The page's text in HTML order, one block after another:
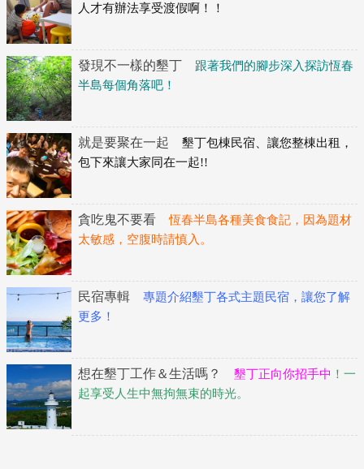
人才有辦法享受渡假啊！！
發現不一樣的墾丁
跟著我們的腳步深入探訪恆春
半島每個角落吧！
就是要聚在一起
墾丁包棟民宿、讓您整棟出租，
包下來讓大家同在一起!!
貪吃鬼不要看
恆春半島各種美食食記，因為題材
太敏感，空腹時請慎入。
民宿專輯
專題介紹墾丁各式主題民宿，讓您了解
更多！
想在墾丁工作＆生活嗎？ 墾丁正向你招手中 ！一
起享受人生中無拘無束的時光。